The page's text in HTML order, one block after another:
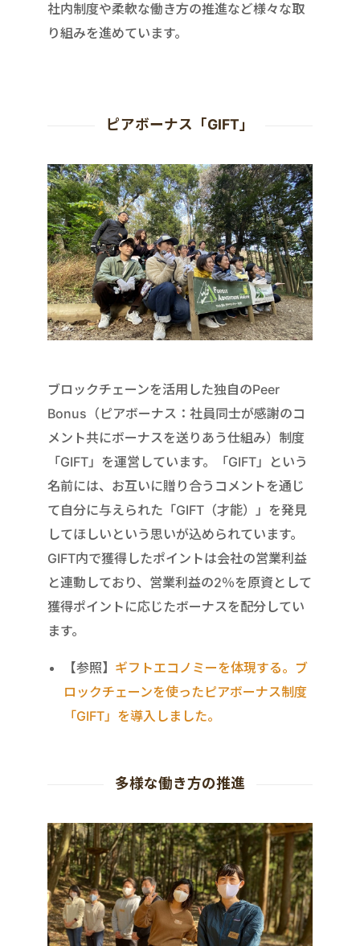
社内制度や柔軟な働き方の推進など様々な取
り組みを進めています。
ピアボーナス「GIFT」
ブロックチェーンを活用した独自のPeer
Bonus（ピアボーナス：社員同士が感謝のコ
メント共にボーナスを送りあう仕組み）制度
「GIFT」を運営しています。「GIFT」という
名前には、お互いに贈り合うコメントを通じ
て自分に与えられた「GIFT（才能）」を発見
してほしいという思いが込められています。
GIFT内で獲得したポイントは会社の営業利益
と連動しており、営業利益の2％を原資として
獲得ポイントに応じたボーナスを配分してい
ます。
【参照】 ギフトエコノミーを体現する。ブ
ロックチェーンを使ったピアボーナス制度
「GIFT」を導入しました。
多様な働き方の推進